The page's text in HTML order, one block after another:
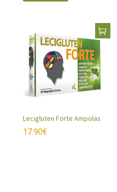
Lecigluten Forte Ampolas
17.90€